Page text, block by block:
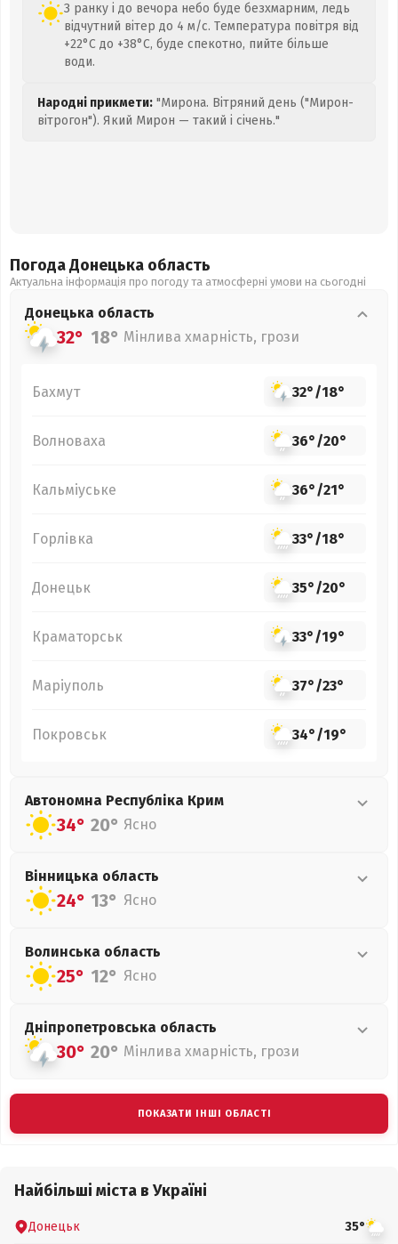
З ранку і до вечора небо буде безхмарним, ледь
відчутний вітер до 4 м/с. Температура повітря від
+22°C до +38°C, буде спекотно, пийте більше
води.
Народні прикмети: "Мирона. Вітряний день ("Мирон-
вітрогон"). Який Мирон — такий і січень."
Погода Донецька область
Актуальна інформація про погоду та атмосферні умови на сьогодні
Донецька область
32° 18° Мінлива хмарність, грози
Бахмут 32°/18°
Волноваха 36°/20°
Кальміуське 36°/21°
Горлівка 33°/18°
Донецьк 35°/20°
Краматорськ 33°/19°
Маріуполь 37°/23°
Покровськ 34°/19°
Автономна Республіка Крим
34° 20° Ясно
Вінницька область
24° 13° Ясно
Волинська область
25° 12° Ясно
Дніпропетровська область
30° 20° Мінлива хмарність, грози
ПОКАЗАТИ ІНШІ ОБЛАСТІ
Найбільші міста в Україні
Донецьк 35°